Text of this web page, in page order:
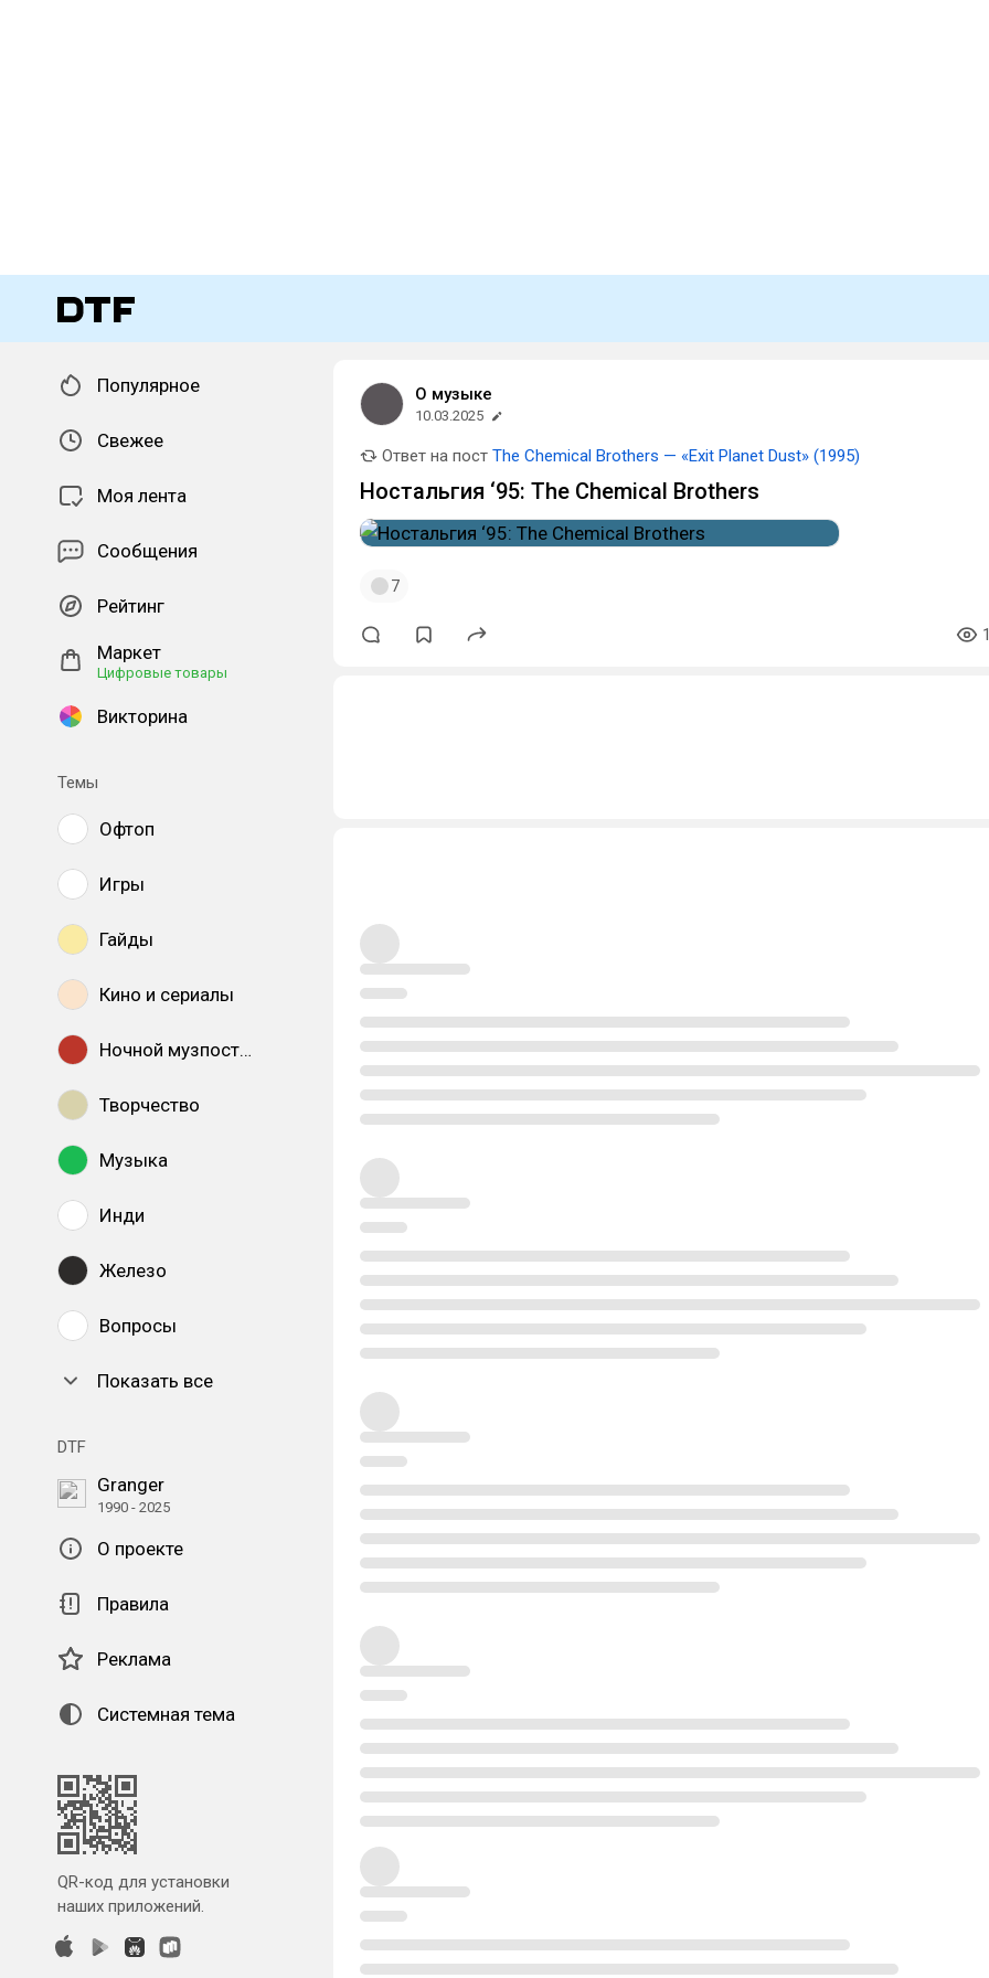
Популярное
Свежее
Моя лента
Сообщения
Рейтинг
Маркет
Цифровые товары
Викторина
Темы
Офтоп
Игры
Гайды
Кино и сериалы
Ночной музпостинг
Творчество
Музыка
Инди
Железо
Вопросы
Показать все
DTF
Granger
1990 - 2025
О проекте
Правила
Реклама
Системная тема
QR-код для установки
наших приложений.
О музыке
10.03.2025
Ответ на пост The Chemical Brothers — «Exit Planet Dust» (1995)
Ностальгия ‘95: The Chemical Brothers
7